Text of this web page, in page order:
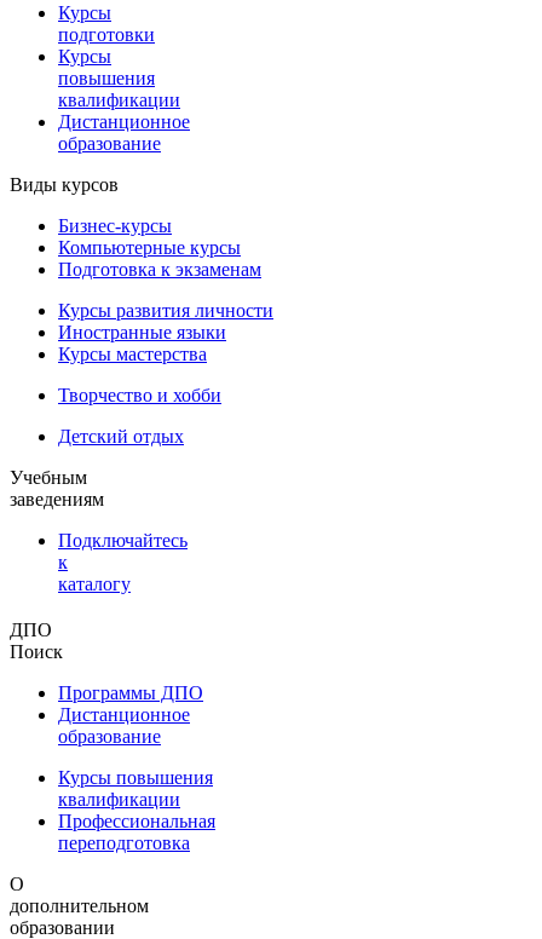
Курсы
подготовки
Курсы
повышения
квалификации
Дистанционное
образование
Виды курсов
Бизнес-курсы
Компьютерные курсы
Подготовка к экзаменам
Курсы развития личности
Иностранные языки
Курсы мастерства
Творчество и хобби
Детский отдых
Учебным
заведениям
Подключайтесь
к
каталогу
ДПО
Поиск
Программы ДПО
Дистанционное
образование
Курсы повышения
квалификации
Профессиональная
переподготовка
О
дополнительном
образовании